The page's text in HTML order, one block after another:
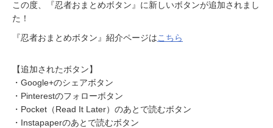
この度、『忍者おまとめボタン』に新しいボタンが追加されまし
た！
『忍者おまとめボタン』紹介ページはこちら
【追加されたボタン】
・Google+のシェアボタン
・Pinterestのフォローボタン
・Pocket（Read It Later）のあとで読むボタン
・Instapaperのあとで読むボタン